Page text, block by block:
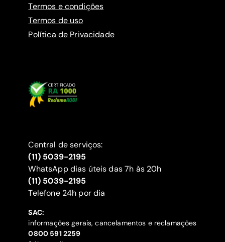
Termos e condições
Termos de uso
Política de Privacidade
Central de serviços:
(11) 5039-2195
WhatsApp dias úteis das 7h às 20h
(11) 5039-2195
‍Telefone 24h por dia
SAC:
informações gerais, cancelamentos e reclamações
‍0800 591 2259